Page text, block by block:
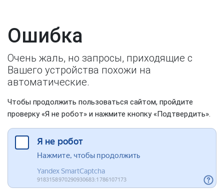
Ошибка
Очень жаль, но запросы, приходящие с
Вашего устройства похожи на
автоматические.
Чтобы продолжить пользоваться сайтом, пройдите
проверку «Я не робот» и нажмите кнопку «Подтвердить».